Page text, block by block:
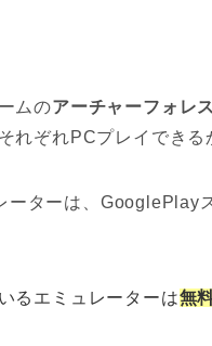
ムのアーチャーフォレ
れぞれPCプレイできる
ーターは、GooglePlay
るエミュレーターは無